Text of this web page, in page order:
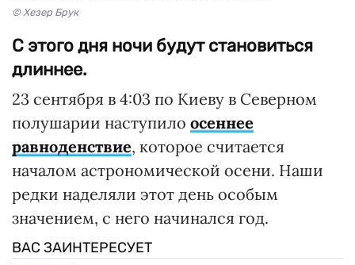
© Хезер Брук
С этого дня ночи будут становиться
длиннее.
23 сентября в 4:03 по Киеву в Северном
полушарии наступило осеннее
равноденствие, которое считается
началом астрономической осени. Наши
редки наделяли этот день особым
значением, с него начинался год.
ВАС ЗАИНТЕРЕСУЕТ